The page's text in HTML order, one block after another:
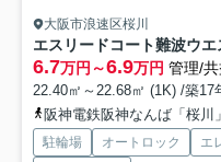
大阪市浪速区桜川
6.7万円～6.9万円 管理/
22.40㎡～22.68㎡ (1K) /築17
阪神電鉄阪神なんば「桜川
駐輪場 オートロック エ